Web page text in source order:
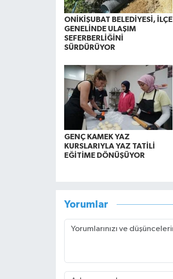
ONİKİŞUBAT BELEDİYESİ, İLÇE
GENELİNDE ULAŞIM
SEFERBERLİĞİNİ
SÜRDÜRÜYOR
GENÇ KAMEK YAZ
KURSLARIYLA YAZ TATİLİ
EĞİTİME DÖNÜŞÜYOR
Yorumlar